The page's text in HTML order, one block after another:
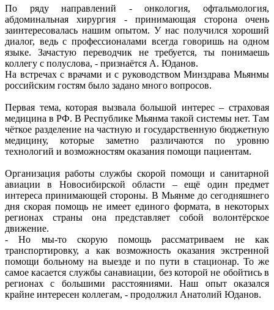
По ряду направлений - онкология, офтальмология,
абдоминальная хирургия - принимающая сторона очень
заинтересовалась нашим опытом. У нас получился хороший
диалог, ведь с профессионалами всегда говоришь на одном
языке. Зачастую переводчик не требуется, ты понимаешь
коллегу с полуслова, - признаётся А. Юданов.
На встречах с врачами и с руководством Минздрава Мьянмы
российским гостям было задано много вопросов.
Первая тема, которая вызвала большой интерес – страховая
медицина в РФ. В Республике Мьянма такой системы нет. Там
чёткое разделение на частную и государственную бюджетную
медицину, которые заметно различаются по уровню
технологий и возможностям оказания помощи пациентам.
Организация работы службы скорой помощи и санитарной
авиации в Новосибирской области – ещё один предмет
интереса принимающей стороны. В Мьянме до сегодняшнего
дня скорая помощь не имеет единого формата, в некоторых
регионах страны она представляет собой волонтёрское
движение.
- Но мы-то скорую помощь рассматриваем не как
транспортировку, а как возможность оказания экстренной
помощи больному на выезде и по пути в стационар. То же
самое касается службы санавиации, без которой не обойтись в
регионах с большими расстояниями. Наш опыт оказался
крайне интересен коллегам, - продолжил Анатолий Юданов.